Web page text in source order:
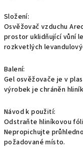
Složení:
Osvěžovač vzduchu
prostor uklidňující vůní
rozkvetlých
Balení:
Gel osvěžovače je v
výrobek je chráněn
Návod k použití:
Odstraňte hliníkovou
Nepropichujte
požadované místo.